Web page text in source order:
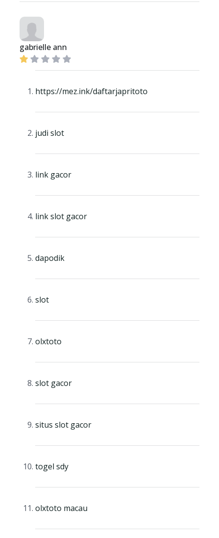
gabrielle ann
https://mez.ink/daftarjapritoto
judi slot
link gacor
link slot gacor
dapodik
slot
olxtoto
slot gacor
situs slot gacor
togel sdy
olxtoto macau